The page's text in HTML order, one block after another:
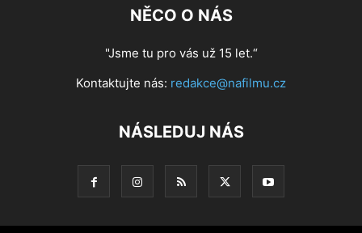
NĚCO O NÁS
"Jsme tu pro vás už 15 let.“
Kontaktujte nás: redakce@nafilmu.cz
NÁSLEDUJ NÁS